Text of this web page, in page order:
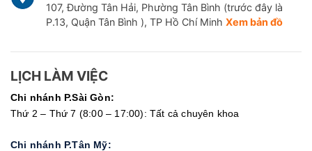
107, Đường Tân Hải, Phường Tân Bình (trước đây là
P.13, Quận Tân Bình ), TP Hồ Chí Minh Xem bản đồ
LỊCH LÀM VIỆC
Chi nhánh P.Sài Gòn:
Thứ 2 – Thứ 7 (8:00 – 17:00): Tất cả chuyên khoa
Chi nhánh P.Tân Mỹ: